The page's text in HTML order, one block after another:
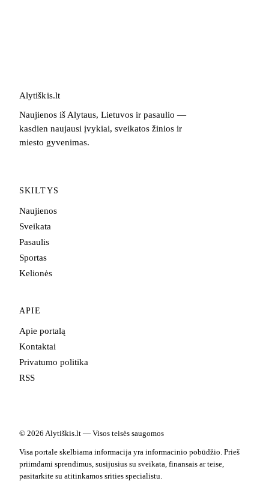
Alytiškis.lt
Naujienos iš Alytaus, Lietuvos ir pasaulio —
kasdien naujausi įvykiai, sveikatos žinios ir
miesto gyvenimas.
SKILTYS
Naujienos
Sveikata
Pasaulis
Sportas
Kelionės
APIE
Apie portalą
Kontaktai
Privatumo politika
RSS
© 2026 Alytiškis.lt — Visos teisės saugomos
Visa portale skelbiama informacija yra informacinio pobūdžio. Prieš
priimdami sprendimus, susijusius su sveikata, finansais ar teise,
pasitarkite su atitinkamos srities specialistu.